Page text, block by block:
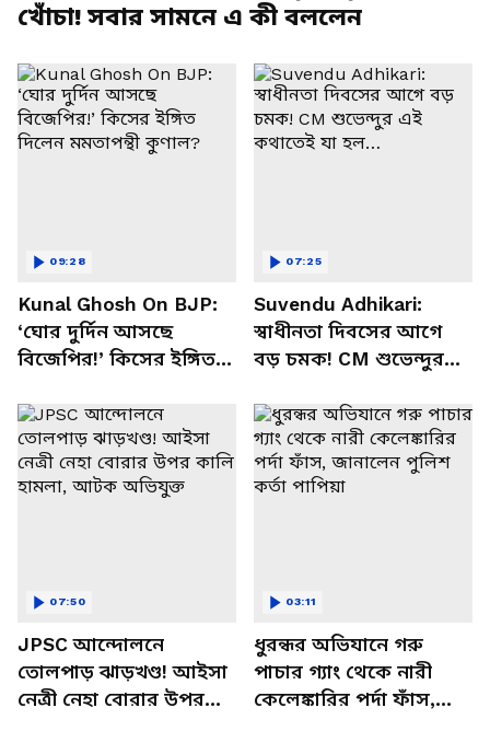
খোঁচা! সবার সামনে এ কী বললেন
Kunal Ghosh On BJP:
‘ঘোর দুর্দিন আসছে
বিজেপির!’ কিসের ইঙ্গিত
09:28
Suvendu Adhikari:
স্বাধীনতা দিবসের আগে
বড় চমক! CM শুভেন্দুর
07:25
JPSC আন্দোলনে
তোলপাড় ঝাড়খণ্ড! আইসা
নেত্রী নেহা বোরার উপর
07:50
ধুরন্ধর অভিযানে গরু
পাচার গ্যাং থেকে নারী
কেলেঙ্কারির পর্দা ফাঁস,
03:11